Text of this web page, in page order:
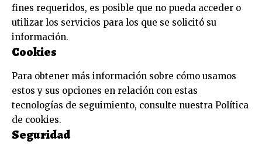
fines requeridos, es posible que no pueda acceder o
utilizar los servicios para los que se solicitó su
información.
Cookies
Para obtener más información sobre cómo usamos
estos y sus opciones en relación con estas
tecnologías de seguimiento, consulte nuestra Política
de cookies.
Seguridad